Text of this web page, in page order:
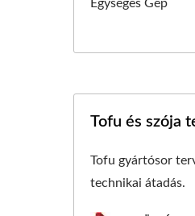
Egységes Gép
Tofu és szója
Tofu gyártósor
technikai átadás.